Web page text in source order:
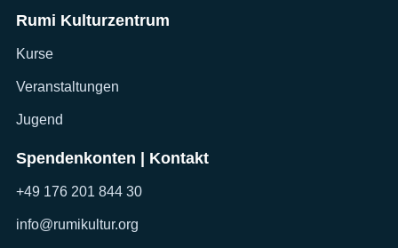
Rumi Kulturzentrum
Kurse
Veranstaltungen
Jugend
Spendenkonten | Kontakt
+49 176 201 844 30
info@rumikultur.org